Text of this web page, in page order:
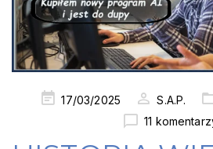
Posted17/03/2025 S.A.P.
11